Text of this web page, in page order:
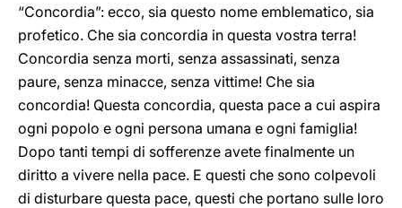
“Concordia”: ecco, sia questo nome emblematico, sia
profetico. Che sia concordia in questa vostra terra!
Concordia senza morti, senza assassinati, senza
paure, senza minacce, senza vittime! Che sia
concordia! Questa concordia, questa pace a cui aspira
ogni popolo e ogni persona umana e ogni famiglia!
Dopo tanti tempi di sofferenze avete finalmente un
diritto a vivere nella pace. E questi che sono colpevoli
di disturbare questa pace, questi che portano sulle loro